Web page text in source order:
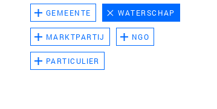
GEMEENTE WATERSCHAP
MARKTPARTIJ NGO
PARTICULIER